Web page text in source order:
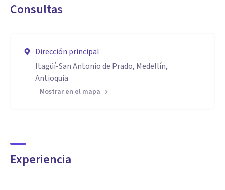
Consultas
Dirección principal
Itagüí-San Antonio de Prado, Medellín,
Antioquia
Mostrar en el mapa
Experiencia